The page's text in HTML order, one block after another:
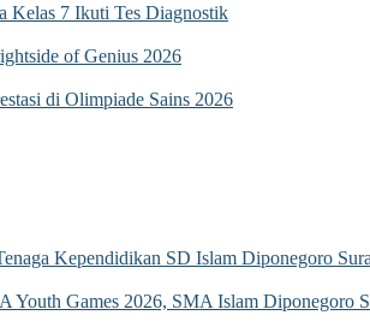
Kelas 7 Ikuti Tes Diagnostik
of Genius 2026
di Olimpiade Sains 2026
Kependidikan SD Islam Diponegoro
Youth Games 2026, SMA Islam Diponegoro